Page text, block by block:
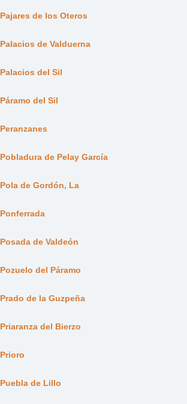
Pajares de los Oteros
Palacios de Valduerna
Palacios del Sil
Páramo del Sil
Peranzanes
Pobladura de Pelay García
Pola de Gordón, La
Ponferrada
Posada de Valdeón
Pozuelo del Páramo
Prado de la Guzpeña
Priaranza del Bierzo
Prioro
Puebla de Lillo